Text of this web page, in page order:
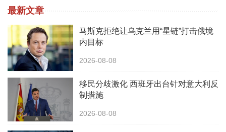
最新文章
马斯克拒绝让乌克兰用“星链”打击俄境
内目标
2026-08-08
移民分歧激化 西班牙出台针对意大利反
制措施
2026-08-08